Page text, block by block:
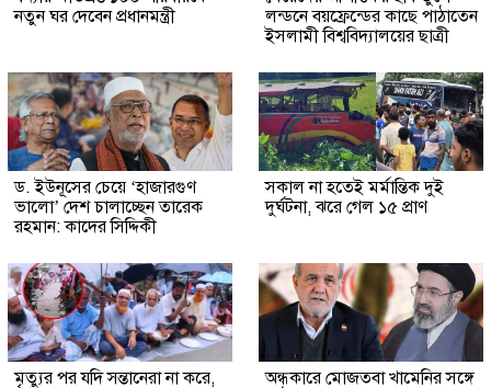
নতুন ঘর দেবেন প্রধানমন্ত্রী
লন্ডনে বয়ফ্রেন্ডের কাছে পাঠাতেন
ইসলামী বিশ্ববিদ্যালয়ের ছাত্রী
ড. ইউনূসের চেয়ে ‘হাজারগুণ
ভালো’ দেশ চালাচ্ছেন তারেক
রহমান: কাদের সিদ্দিকী
সকাল না হতেই মর্মান্তিক দুই
দুর্ঘটনা, ঝরে গেল ১৫ প্রাণ
মৃত্যুর পর যদি সন্তানেরা না করে,
অন্ধকারে মোজতবা খামেনির সঙ্গে